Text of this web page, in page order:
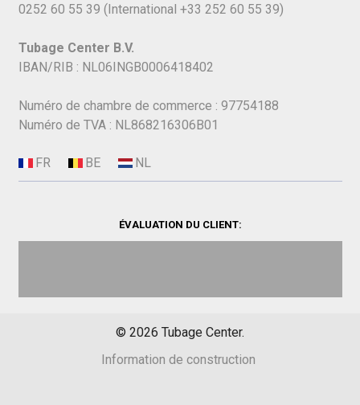
0252 60 55 39 (International +33 252 60 55 39)
Tubage Center B.V.
IBAN/RIB : NL06INGB0006418402
Numéro de chambre de commerce : 97754188
Numéro de TVA : NL868216306B01
ÉVALUATION DU CLIENT:
© 2026 Tubage Center.
Information de construction